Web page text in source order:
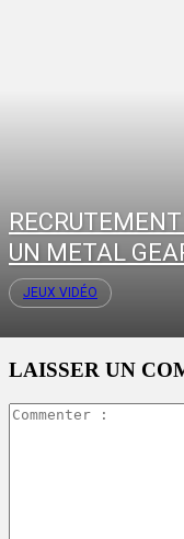
UN METAL
JEUX VIDÉO
LAISSER UN